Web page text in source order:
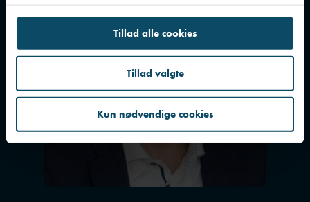
Tillad alle cookies
Tillad valgte
Kun nødvendige cookies